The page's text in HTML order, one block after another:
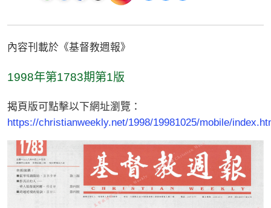
內容刊載於《基督教週報》
1998年第1783期第1版
揭頁版可點擊以下網址瀏覽：
https://christianweekly.net/1998/19981025/mobile/